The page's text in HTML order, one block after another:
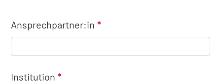
Ansprechpartner:in
Institution